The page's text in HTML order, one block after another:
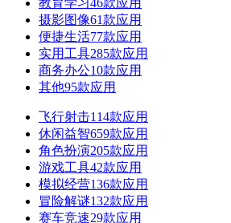
教育学习46款应用
摄影图像61款应用
便捷生活77款应用
实用工具285款应用
商务办公10款应用
其他95款应用
飞行射击114款应用
休闲益智659款应用
角色扮演205款应用
游戏工具42款应用
模拟经营136款应用
冒险解谜132款应用
赛车竞速29款应用